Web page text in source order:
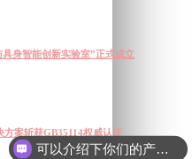
身智能创新实验室”正式成立
案斩获GB35114权威认证
可以介绍下你们的产品么